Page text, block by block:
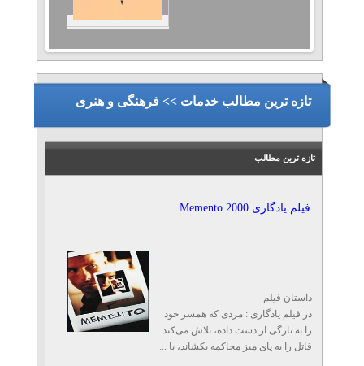
تازه ترین مطالب خدمات >> فرهنگی و هنری
تازه ترین مطالب
فیلم یادگاری Memento 2000
داستان فیلم
در فیلم یادگاری : مردی که همسر خود
را به تازگی از دست داده، تلاش می‌کند
قاتل را به پای میز محاکمه بکشاند، با ...